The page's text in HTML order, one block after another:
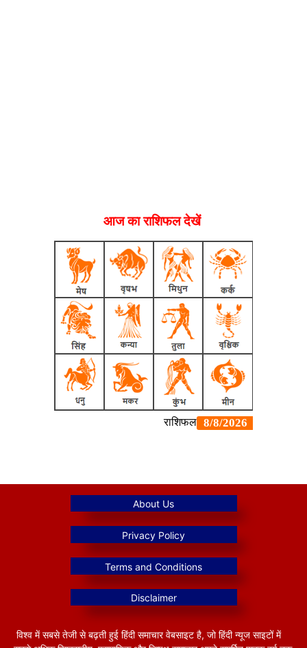
आज का राशिफल देखें
विश्व में सबसे तेजी से बढ़ती हुई हिंदी समाचार वेबसाइट है, जो हिंदी न्यूज साइटों में